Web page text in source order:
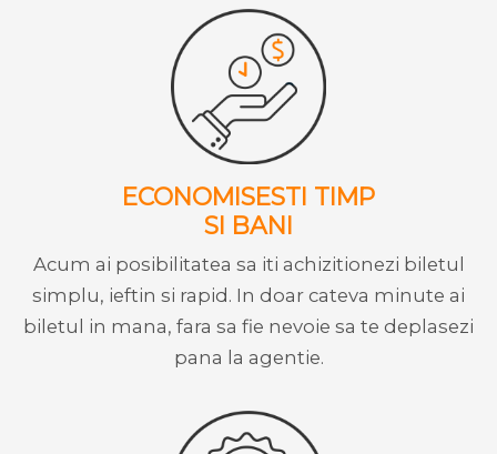
ECONOMISESTI TIMP
SI BANI
Acum ai posibilitatea sa iti achizitionezi biletul
simplu, ieftin si rapid. In doar cateva minute ai
biletul in mana, fara sa fie nevoie sa te deplasezi
pana la agentie.